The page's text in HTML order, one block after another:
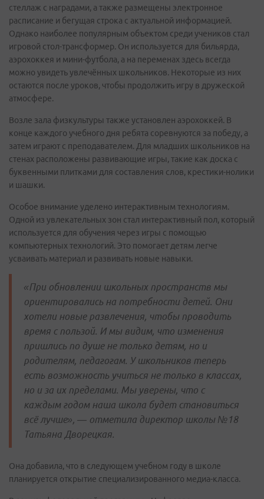
стеллаж с наградами, а также размещены электронное
расписание и бегущая строка с актуальной информацией.
Однако наиболее популярным объектом среди учеников стал
игровой стол-трансформер. Он используется для бильярда,
аэрохоккея и мини-футбола, а на переменах здесь всегда
можно увидеть увлечённых школьников. Некоторые из них
остаются после уроков, чтобы продолжить игру в дружеской
атмосфере.
Возле зала физкультуры также установлен аэрохоккей. В
конце каждого учебного дня ребята соревнуются за победу, а
затем играют с преподавателем. Для младших школьников на
стенах расположены развивающие игры, такие как доска с
буквенными плитками для составления слов, крестики-нолики
и шашки.
Особое внимание уделено интерактивным технологиям.
Одной из увлекательных зон стал интерактивный пол, который
используется для обучения через игры с помощью
компьютерных технологий. Это помогает детям легче
усваивать материал и развивать новые навыки.
«При обновлении школьных пространств мы
ориентировались на потребности детей. Они
хотели новые развлечения, чтобы проводить
время с пользой. И мы видим, что изменения
пришлись по душе не только детям, но и
родителям, педагогам. У школьников теперь
есть возможность учиться не только в классах,
но и за их пределами. Мы уверены, что с
каждым годом наша школа будет становиться
всё лучше», — отметила директор школы №18
Татьяна Дворецкая.
Она добавила, что в следующем учебном году в школе
планируется открытие специализированного медиа-класса.